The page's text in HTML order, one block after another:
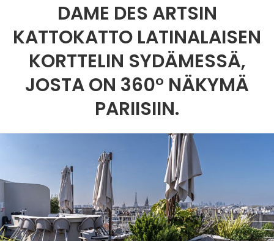
DAME DES ARTSIN
KATTOKATTO LATINALAISEN
KORTTELIN SYDÄMESSÄ,
JOSTA ON 360° NÄKYMÄ
PARIISIIN.